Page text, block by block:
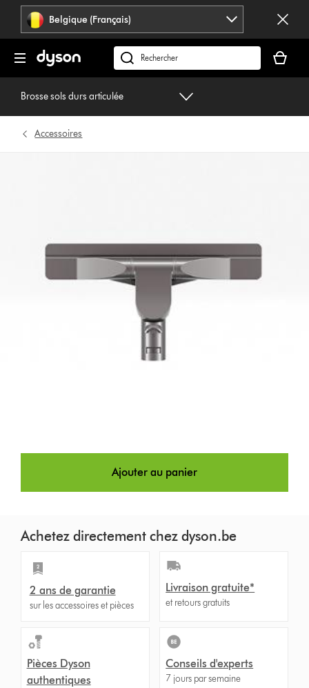
Sauter
pages
Belgique (Français)
Rechercher
des
produits
panier
est
Brosse sols durs articulée
Accessoires
Ajouter au panier
Achetez directement chez dyson.be
2 ans de garantie
sur les accessoires et pièces
Livraison gratuite*
et retours gratuits
Pièces Dyson
authentiques
Conseils d'experts
7 jours par semaine